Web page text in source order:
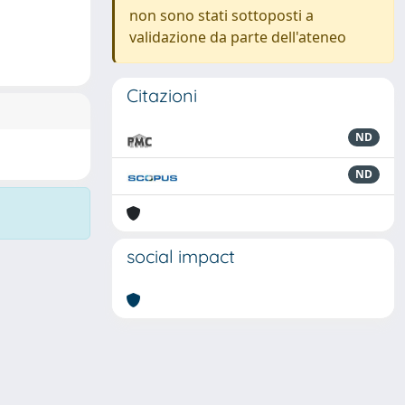
non sono stati sottoposti a
validazione da parte dell'ateneo
Citazioni
ND
ND
social impact